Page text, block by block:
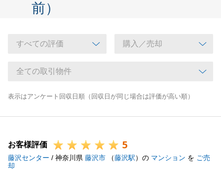
前）
表示はアンケート回収日順（回収日が同じ場合は評価が高い順）
お客様評価 5
藤沢センター / 神奈川県 藤沢市 （藤沢駅）の マンション を ご売
却